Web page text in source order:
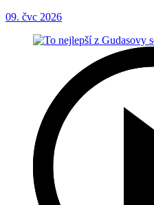
09. čvc 2026